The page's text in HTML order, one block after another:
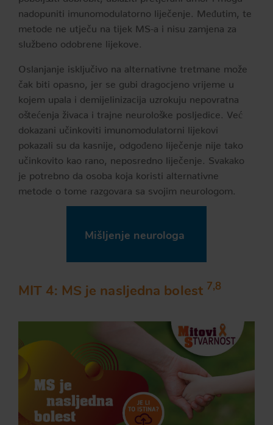
nadopuniti imunomodulatorno liječenje. Međutim, te
metode ne utječu na tijek MS-a i nisu zamjena za
službeno odobrene lijekove.
Oslanjanje isključivo na alternativne tretmane može
čak biti opasno, jer se gubi dragocjeno vrijeme u
kojem upala i demijelinizacija uzrokuju nepovratna
oštećenja živaca i trajne neurološke posljedice. Već
dokazani učinkoviti imunomodulatorni lijekovi
pokazali su da kasnije, odgođeno liječenje nije tako
učinkovito kao rano, neposredno liječenje. Svakako
je potrebno da osoba koja koristi alternativne
metode o tome razgovara sa svojim neurologom.
Mišljenje neurologa
MIT 4: MS je nasljedna bolest 7,8